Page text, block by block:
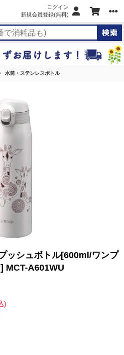
ログイン
新規会員登録(無料)
水筒・ステンレスボトル
ッシュボトル[600ml/ワンプ
MCT-A601WU
)